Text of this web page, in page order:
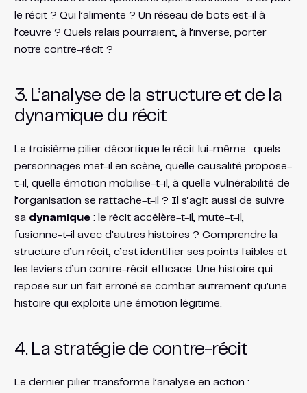
le récit ? Qui l’alimente ? Un réseau de bots est-il à
l’œuvre ? Quels relais pourraient, à l’inverse, porter
notre contre-récit ?
3. L’analyse de la structure et de la
dynamique du récit
Le troisième pilier décortique le récit lui-même : quels
personnages met-il en scène, quelle causalité propose-
t-il, quelle émotion mobilise-t-il, à quelle vulnérabilité de
l’organisation se rattache-t-il ? Il s’agit aussi de suivre
sa dynamique: le récit accélère-t-il, mute-t-il,
fusionne-t-il avec d’autres histoires ? Comprendre la
structure d’un récit, c’est identifier ses points faibles et
les leviers d’un contre-récit efficace. Une histoire qui
repose sur un fait erroné se combat autrement qu’une
histoire qui exploite une émotion légitime.
4. La stratégie de contre-récit
Le dernier pilier transforme l’analyse en action :